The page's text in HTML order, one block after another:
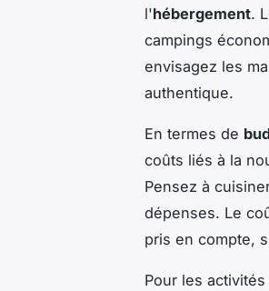
l'hébergement.
campings
envisagez les
authentique.
En termes de
coûts liés à la
Pensez à
dépenses. Le
pris en compte,
Pour les